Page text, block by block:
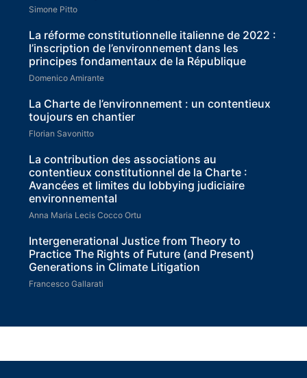
Simone Pitto
La réforme constitutionnelle italienne de 2022 :
l’inscription de l’environnement dans les
principes fondamentaux de la République
Domenico Amirante
La Charte de l’environnement : un contentieux
toujours en chantier
Florian Savonitto
La contribution des associations au
contentieux constitutionnel de la Charte :
Avancées et limites du lobbying judiciaire
environnemental
Anna Maria Lecis Cocco Ortu
Intergenerational Justice from Theory to
Practice The Rights of Future (and Present)
Generations in Climate Litigation
Francesco Gallarati